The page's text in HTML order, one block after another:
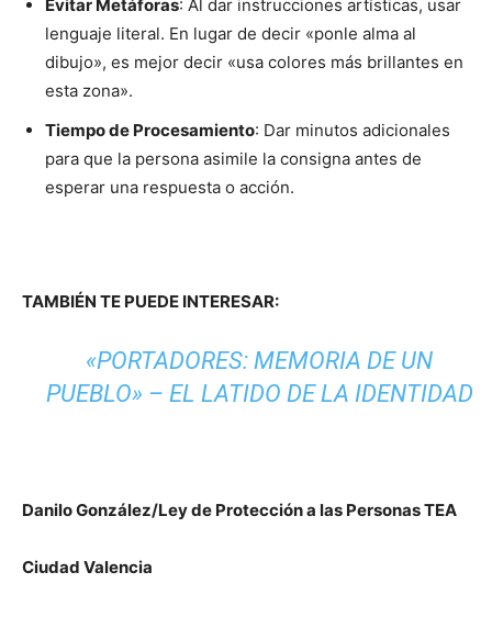
Evitar Metáforas: Al dar instrucciones artísticas, usar
lenguaje literal. En lugar de decir «ponle alma al
dibujo», es mejor decir «usa colores más brillantes en
esta zona».
Tiempo de Procesamiento: Dar minutos adicionales
para que la persona asimile la consigna antes de
esperar una respuesta o acción.
TAMBIÉN TE PUEDE INTERESAR:
«PORTADORES: MEMORIA DE UN
PUEBLO» – EL LATIDO DE LA IDENTIDAD
Danilo González/Ley de Protección a las Personas TEA
Ciudad Valencia